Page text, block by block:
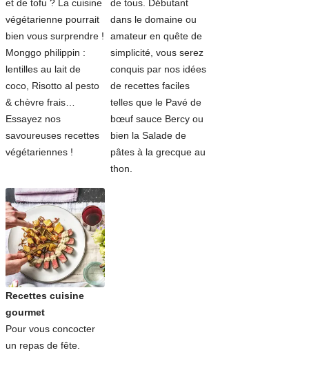
et de tofu ? La cuisine
végétarienne pourrait
bien vous surprendre !
Monggo philippin :
lentilles au lait de
coco, Risotto al pesto
& chèvre frais…
Essayez nos
savoureuses recettes
végétariennes !
de tous. Débutant
dans le domaine ou
amateur en quête de
simplicité, vous serez
conquis par nos idées
de recettes faciles
telles que le Pavé de
bœuf sauce Bercy ou
bien la Salade de
pâtes à la grecque au
thon.
Recettes cuisine
gourmet
Pour vous concocter
un repas de fête.